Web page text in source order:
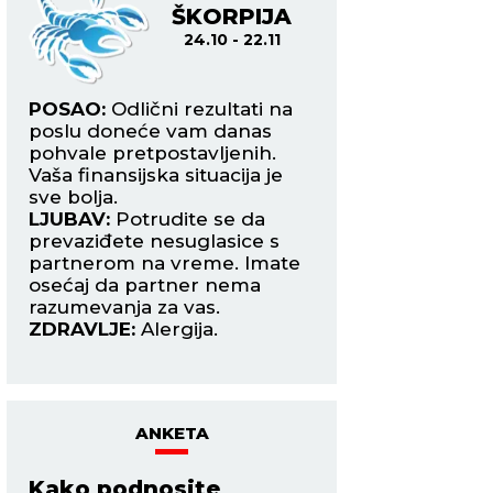
ŠKORPIJA
24.10 - 22.11
POSAO: Odlični rezultati na
poslu doneće vam danas
pohvale pretpostavljenih.
Vaša finansijska situacija je
sve bolja.
LJUBAV: Potrudite se da
prevaziđete nesuglasice s
partnerom na vreme. Imate
osećaj da partner nema
razumevanja za vas.
ZDRAVLJE: Alergija.
ANKETA